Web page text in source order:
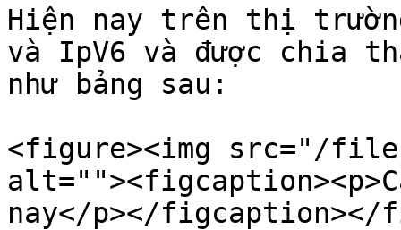
Hiện nay trên thị
và IpV6 và được chia
như bảng sau:
<figure><img src="/files/
nay</p></figcaption></